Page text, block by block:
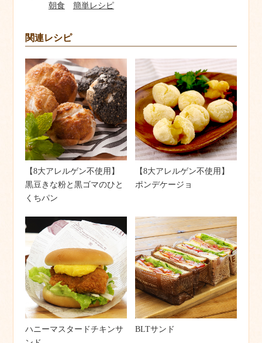
朝食
簡単レシピ
関連レシピ
【8大アレルゲン不使用】
黒豆きな粉と黒ゴマのひと
くちパン
【8大アレルゲン不使用】
ポンデケージョ
ハニーマスタードチキンサ
BLTサンド